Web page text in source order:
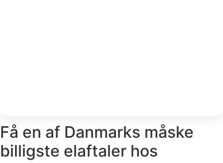
Klik på grafen for at aktivere interaktion. Tryk Escape eller
Få en af Danmarks måske
billigste elaftaler hos